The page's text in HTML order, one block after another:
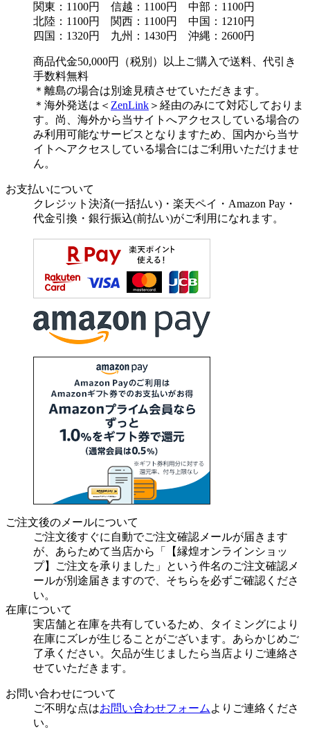
関東：1100円 信越：1100円 中部：1100円
北陸：1100円 関西：1100円 中国：1210円
四国：1320円 九州：1430円 沖縄：2600円
商品代金50,000円（税別）以上ご購入で送料、代引き
手数料無料
＊離島の場合は別途見積させていただきます。
＊海外発送は＜ ZenLink ＞経由のみにて対応しておりま
す。尚、海外から当サイトへアクセスしている場合の
み利用可能なサービスとなりますため、国内から当サ
イトへアクセスしている場合にはご利用いただけませ
ん。
お支払いについて
クレジット決済(一括払い)・楽天ペイ・Amazon Pay・
代金引換・銀行振込(前払い)がご利用になれます。
ご注文後のメールについて
ご注文後すぐに自動でご注文確認メールが届きます
が、あらためて当店から「【縁煌オンラインショッ
プ】ご注文を承りました」という件名のご注文確認メ
ールが別途届きますので、そちらを必ずご確認くださ
い。
在庫について
実店舗と在庫を共有しているため、タイミングにより
在庫にズレが生じることがございます。あらかじめご
了承ください。欠品が生じましたら当店よりご連絡さ
せていただきます。
お問い合わせについて
ご不明な点はお問い合わせフォーム よりご連絡くださ
い。